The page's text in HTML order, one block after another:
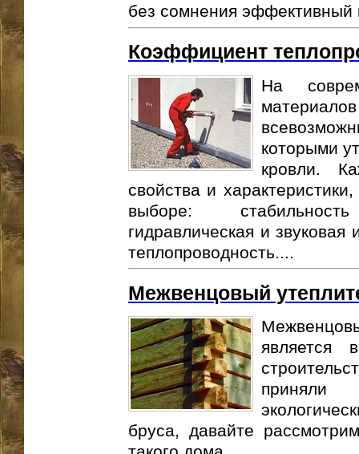
без сомнения эффективный
Коэффициент
На
которыми
кровли.
свойства и
выборе:
гидравлическая и
теплопроводность....
Межвенцовый
является
приняли
бруса, давайте